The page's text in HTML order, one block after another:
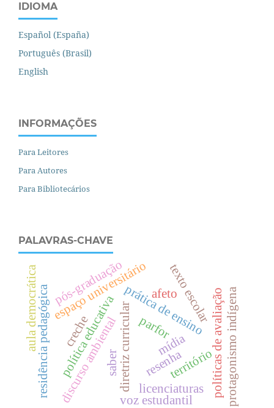
IDIOMA
Español (España)
Português (Brasil)
English
INFORMAÇÕES
Para Leitores
Para Autores
Para Bibliotecários
PALAVRAS-CHAVE
resenhaterritório
diretriz curricular
prática de ensino
texto escolarpolíticas de avaliação
espaço universitário
pós-graduação
protagonismo indígena
saber
política educativa
discurso ambiental mídia
residência pedagógica licenciaturas
parfor
voz estudantil
creche
aula democrática afeto